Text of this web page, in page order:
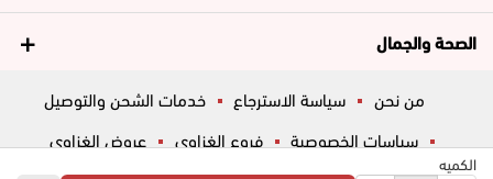
الكميه
الصحة والجمال
من نحن سياسة الاسترجاع
خدمات الشحن والتوصيل
سياسات الخصوصية
فروع الغزاوي
عروض الغزاوي